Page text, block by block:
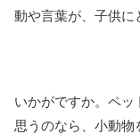
動や言葉が、子供に
いかがですか。ペッ
思うのなら、小動